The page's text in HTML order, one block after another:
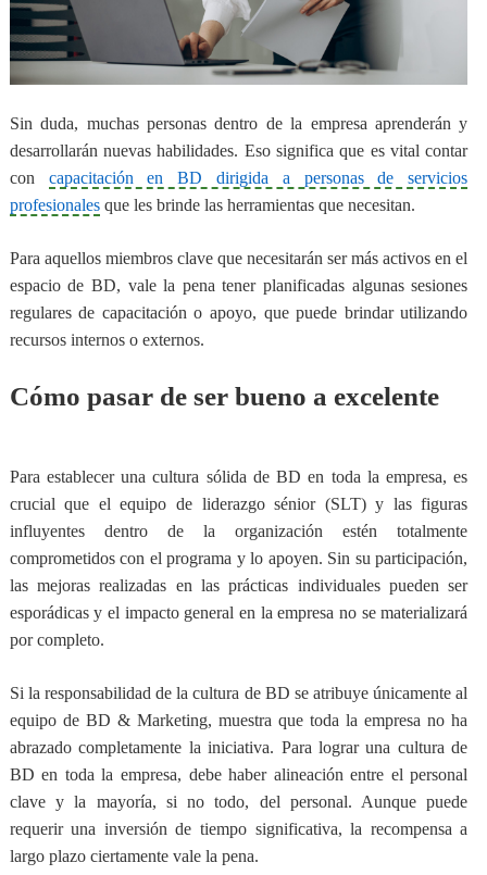
Sin duda, muchas personas dentro de la empresa aprenderán y
desarrollarán nuevas habilidades. Eso significa que es vital contar
con capacitación en BD dirigida a personas de servicios
profesionalesque les brinde las herramientas que necesitan.
Para aquellos miembros clave que necesitarán ser más activos en el
espacio de BD, vale la pena tener planificadas algunas sesiones
regulares de capacitación o apoyo, que puede brindar utilizando
recursos internos o externos.
Cómo pasar de ser bueno a excelente
Para establecer una cultura sólida de BD en toda la empresa,es
crucial que el equipo de liderazgo sénior (SLT) y las figuras
influyentes dentro de la organización estén totalmente
comprometidos con el programa y lo apoyen. Sin su participación,
las mejoras realizadas en las prácticas individuales pueden ser
esporádicas y el impacto general en la empresa no se materializará
por completo.
Si la responsabilidad de la cultura de BD se atribuye únicamente al
equipo de BD & Marketing, muestra que toda la empresa no ha
abrazado completamente la iniciativa. Para lograr una cultura de
BD en toda la empresa, debe haber alineación entre el personal
clave y la mayoría, si no todo, del personal. Aunque puede
requerir una inversión de tiempo significativa,la recompensa a
largo plazo ciertamente vale la pena.